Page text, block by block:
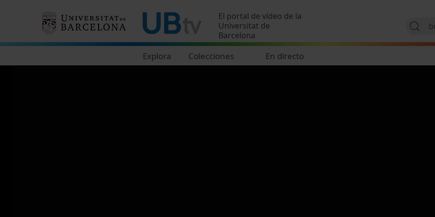
El portal de vídeo de la
Universitat de
Barcelona
Explora Colecciones En directo